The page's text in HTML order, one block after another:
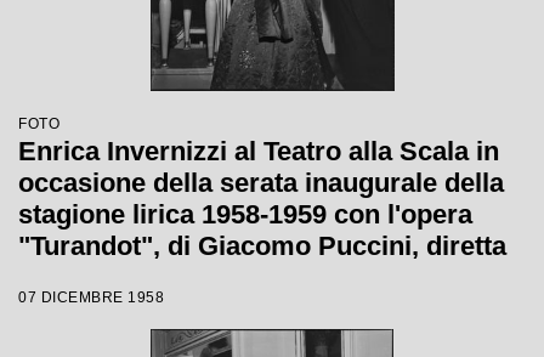
FOTO
Enrica Invernizzi al Teatro alla Scala in
occasione della serata inaugurale della
stagione lirica 1958-1959 con l'opera
"Turandot", di Giacomo Puccini, diretta
Margherita Wallmann
07 DICEMBRE 1958